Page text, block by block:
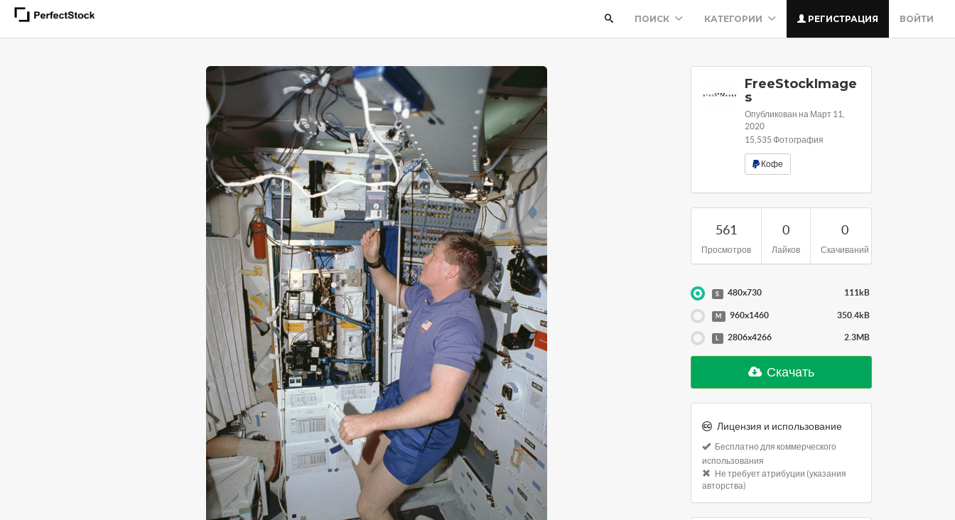
ПОИСК КАТЕГОРИИ РЕГИСТРАЦИЯ ВОЙТИ
FreeStockImage
s
Опубликован на Март 11,
2020
15,535 Фотография
Кофе
561
Просмотров
0
Лайков
0
Скачиваний
S 480x730 111kB
M 960x1460 350.4kB
L 2806x4266 2.3MB
Скачать
Лицензия и использование
Бесплатно для коммерческого
использования
Не требует атрибуции (указания
авторства)